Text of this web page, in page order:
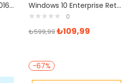
Windows 10 Enterprise 2016 LTSB Retail Dijital Lisans Anahtarı Windows 10 Enterprise Retail Dijital Lisans Anahtarı
0
₺599,99₺109,99
-67%